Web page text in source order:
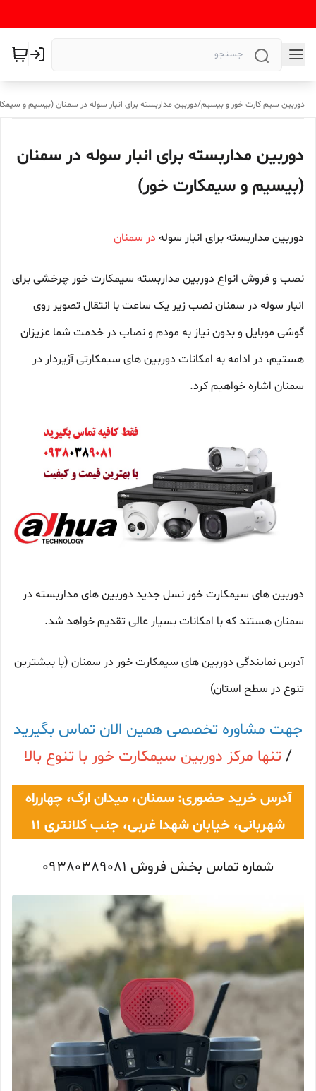
دوربین سیم کارت خور و بیسیم/دوربین مداربسته برای انبار سوله در سمنان (بیسیم و
دوربین مداربسته برای انبار سوله در سمنان
(بیسیم و سیمکارت خور)
دوربین مداربسته برای انبار سوله در سمنان
نصب و فروش انواع دوربین مداربسته سیمکارت خور چرخشی برای
انبار سوله در سمنان نصب زیر یک ساعت با انتقال تصویر روی
گوشی موبایل و بدون نیاز به مودم و نصاب در خدمت شما عزیزان
هستیم، در ادامه به امکانات دوربین های سیمکارتی آژیردار در
سمنان اشاره خواهیم کرد.
دوربین های سیمکارت خور نسل جدید دوربین های مداربسته در
سمنان هستند که با امکانات بسیار عالی تقدیم خواهد شد.
آدرس نمایندگی دوربین های سیمکارت خور در سمنان (با بیشترین
تنوع در سطح استان)
جهت مشاوره تخصصی همین الان تماس بگیرید
/ تنها مرکز دوربین سیمکارت خور با تنوع بالا
آدرس خرید حضوری: سمنان، میدان ارگ، چهارراه
شهربانی، خیابان شهدا غربی، جنب کلانتری 11
شماره تماس بخش فروش 09380389081